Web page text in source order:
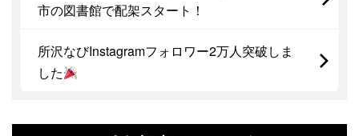
市の図書館で配架スタート！
所沢なびInstagramフォロワー2万人突破しま
した